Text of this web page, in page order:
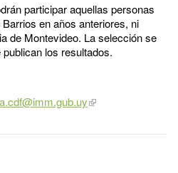
participar aquellas personas
en años anteriores, ni
de Montevideo. La selección se
los resultados.